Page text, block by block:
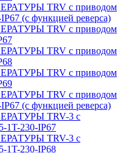
TRV с приводом
(с функцией реверса)
TRV с приводом
TRV с приводом
TRV с приводом
TRV с приводом
(с функцией реверса)
TRV-3 с
1T-230-IP67
TRV-3 с
1T-230-IP68